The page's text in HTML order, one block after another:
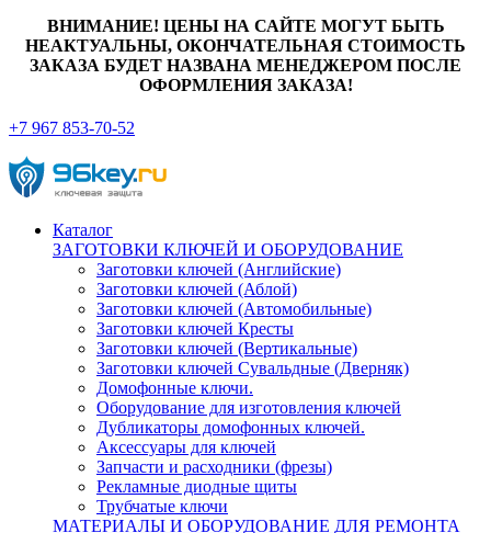
ВНИМАНИЕ! ЦЕНЫ НА САЙТЕ МОГУТ БЫТЬ
НЕАКТУАЛЬНЫ, ОКОНЧАТЕЛЬНАЯ СТОИМОСТЬ
ЗАКАЗА БУДЕТ НАЗВАНА МЕНЕДЖЕРОМ ПОСЛЕ
ОФОРМЛЕНИЯ ЗАКАЗА!
+7 967 853-70-52
Каталог
ЗАГОТОВКИ КЛЮЧЕЙ И ОБОРУДОВАНИЕ
Заготовки ключей (Английские)
Заготовки ключей (Аблой)
Заготовки ключей (Автомобильные)
Заготовки ключей Кресты
Заготовки ключей (Вертикальные)
Заготовки ключей Сувальдные (Дверняк)
Домофонные ключи.
Оборудование для изготовления ключей
Дубликаторы домофонных ключей.
Аксессуары для ключей
Запчасти и расходники (фрезы)
Рекламные диодные щиты
Трубчатые ключи
МАТЕРИАЛЫ И ОБОРУДОВАНИЕ ДЛЯ РЕМОНТА